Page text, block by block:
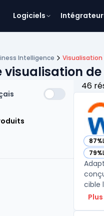
Logiciels
Intelligence
visualisation
46
87%
—
79%
—
cible